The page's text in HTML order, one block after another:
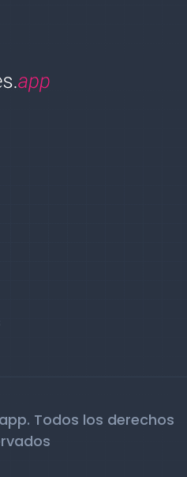
Todos los derechos